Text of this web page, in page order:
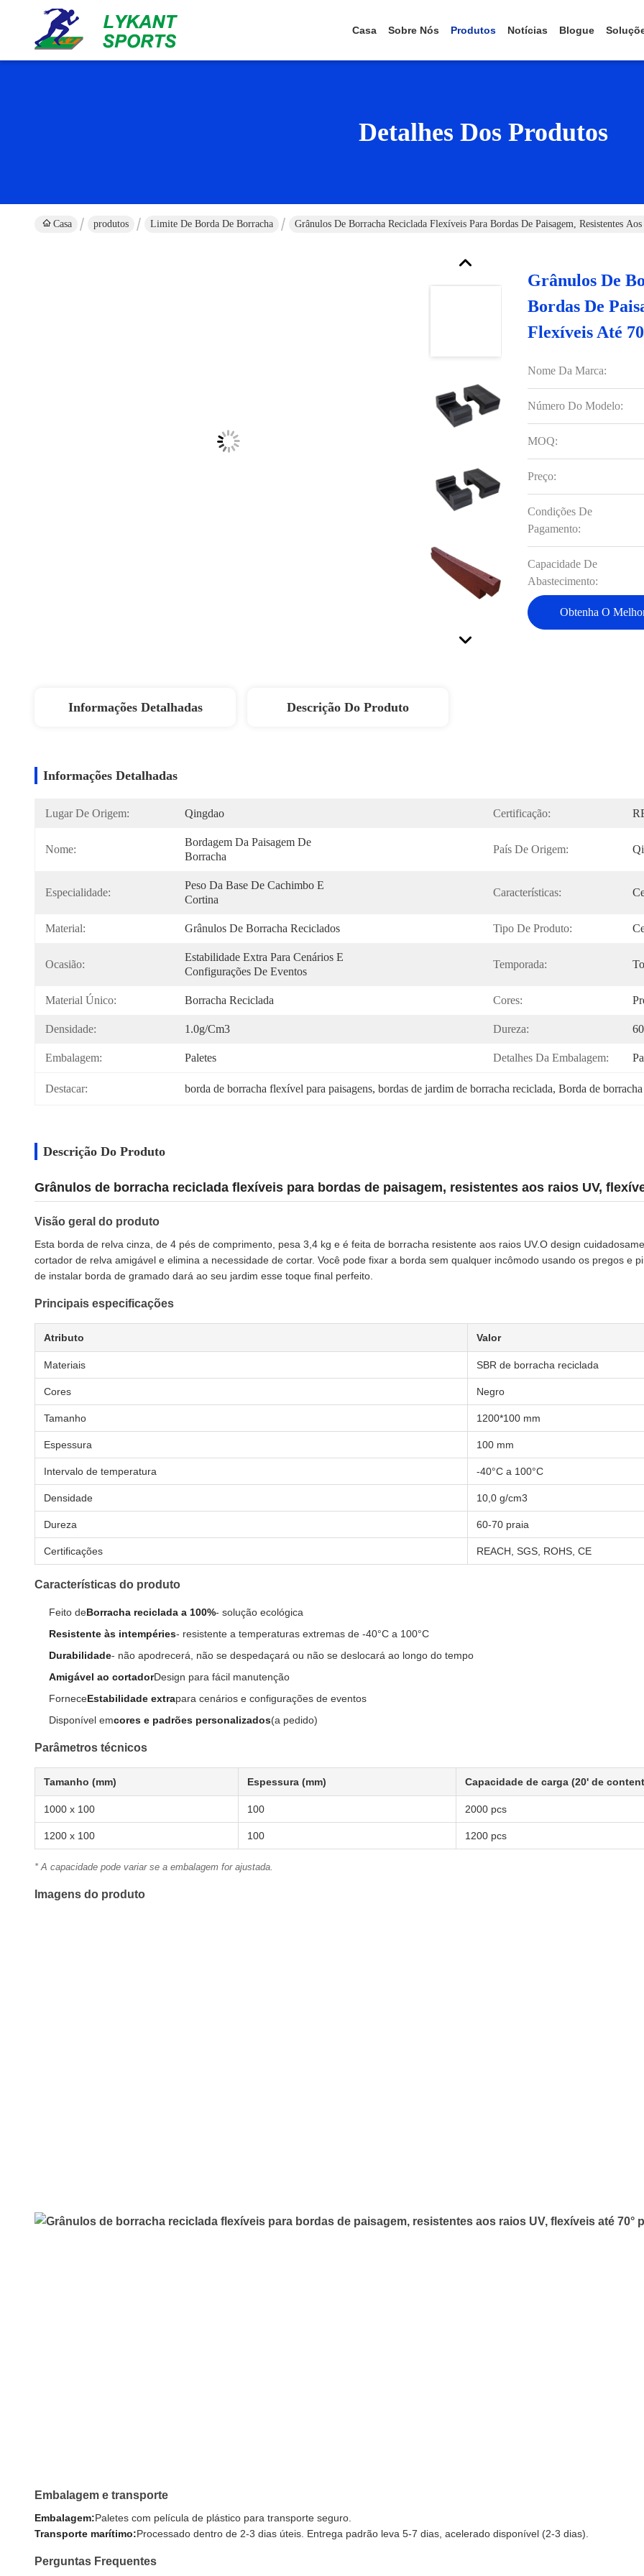
Casa Sobre Nós Produtos Notícias Blogue
Detalhes Dos Produtos
Casa produtos Limite De Borda De Borracha Grânulos De Borracha Reciclada Flexíveis Para Bordas De Paisagem, Resistentes
Grânulos De
Bordas De
Flexíveis Até
Nome Da Marca:
Número Do Modelo:
MOQ:
Preço:
Condições De
Pagamento:
Capacidade De
Abastecimento:
Obtenha O
Informações Detalhadas Descrição Do Produto
Informações Detalhadas
Lugar De Origem: Qingdao Certificação:
Nome:
Bordagem Da Paisagem De
Borracha
País De Origem:
Especialidade:
Peso Da Base De Cachimbo E
Cortina
Características:
Material: Grânulos De Borracha Reciclados Tipo De Produto:
Ocasião:
Estabilidade Extra Para Cenários E
Configurações De Eventos
Temporada:
Material Único: Borracha Reciclada Cores:
Densidade: 1.0g/cm3 Dureza:
Embalagem: Paletes Detalhes Da Embalagem:
Destacar: borda de borracha flexível para paisagens, bordas de jardim de borracha reciclada, Borda de
Descrição Do Produto
Grânulos de borracha reciclada flexíveis para bordas de paisagem, resistentes aos raios UV,
Visão geral do produto
Esta borda de relva cinza, de 4 pés de comprimento, pesa 3,4 kg e é feita de borracha resistente aos raios UV.O design
cortador de relva amigável e elimina a necessidade de cortar. Você pode fixar a borda sem qualquer incômodo usando os pregos e
de instalar borda de gramado dará ao seu jardim esse toque final perfeito.
Principais especificações
Atributo Valor
Materiais SBR de borracha reciclada
Cores Negro
Tamanho 1200*100 mm
Espessura 100 mm
Intervalo de temperatura -40°C a 100°C
Densidade 10,0 g/cm3
Dureza 60-70 praia
Certificações REACH, SGS, ROHS, CE
Características do produto
Feito deBorracha reciclada a 100%- solução ecológica
Resistente às intempéries- resistente a temperaturas extremas de -40°C a 100°C
Durabilidade- não apodrecerá, não se despedaçará ou não se deslocará ao longo do tempo
Amigável ao cortadorDesign para fácil manutenção
ForneceEstabilidade extrapara cenários e configurações de eventos
Disponível emcores e padrões personalizados(a pedido)
Parâmetros técnicos
Tamanho (mm) Espessura (mm) Capacidade de carga (20' de
1000 x 100 100 2000 pcs
1200 x 100 100 1200 pcs
* A capacidade pode variar se a embalagem for ajustada.
Imagens do produto
Embalagem e transporte
Embalagem:Paletes com película de plástico para transporte seguro.
Transporte marítimo:Processado dentro de 2-3 dias úteis. Entrega padrão leva 5-7 dias, acelerado disponível (2-3 dias).
Perguntas Frequentes